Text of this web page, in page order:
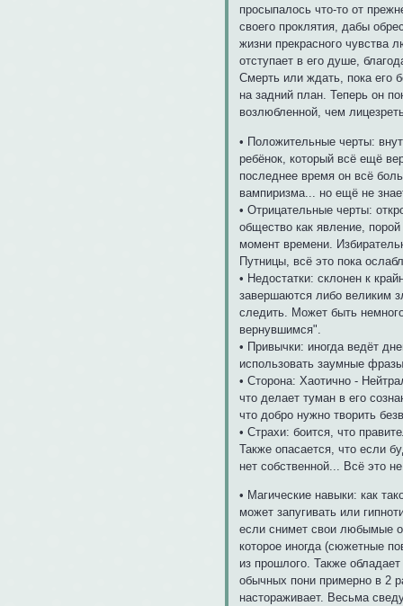
просыпалось что-то от
своего проклятия, дабы
жизни прекрасного чувства
отступает в его душе,
Смерть или ждать, пока его
на задний план. Теперь он
возлюбленной, чем
• Положительные черты:
ребёнок, который всё ещё
последнее время он всё
вампиризма... но ещё не
• Отрицательные черты:
общество как явление,
момент времени.
Путницы, всё это пока
• Недостатки: склонeн к
завершаются либо великим
следить. Может быть
вернувшимся".
• Привычки: иногда ведёт
использовать заумные
• Сторона: Хаотично -
что делает туман в его
что добро нужно творить
• Страхи: боится, что
Также опасается, что если
нет собственной... Всё это
• Магические навыки: как
может запугивать или
если снимет свои любымые
которое иногда (сюжетные
из прошлого. Также
обычных пони примерно в 2
настораживает. Весьма